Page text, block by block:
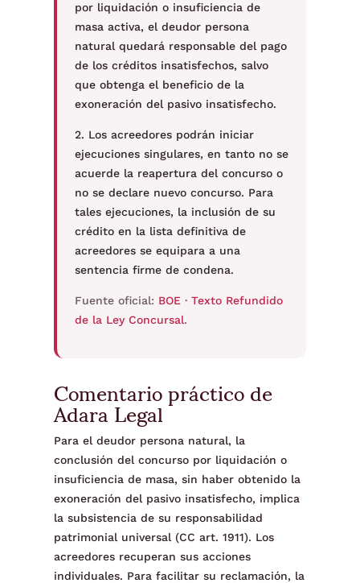
por liquidación o insuficiencia de
masa activa, el deudor persona
natural quedará responsable del pago
de los créditos insatisfechos, salvo
que obtenga el beneficio de la
exoneración del pasivo insatisfecho.
2. Los acreedores podrán iniciar
ejecuciones singulares, en tanto no se
acuerde la reapertura del concurso o
no se declare nuevo concurso. Para
tales ejecuciones, la inclusión de su
crédito en la lista definitiva de
acreedores se equipara a una
sentencia firme de condena.
Fuente oficial: BOE · Texto Refundido
de la Ley Concursal.
Comentario práctico de
Adara Legal
Para el deudor persona natural, la
conclusión del concurso por liquidación o
insuficiencia de masa, sin haber obtenido la
exoneración del pasivo insatisfecho, implica
la subsistencia de su responsabilidad
patrimonial universal (CC art. 1911). Los
acreedores recuperan sus acciones
individuales. Para facilitar su reclamación, la